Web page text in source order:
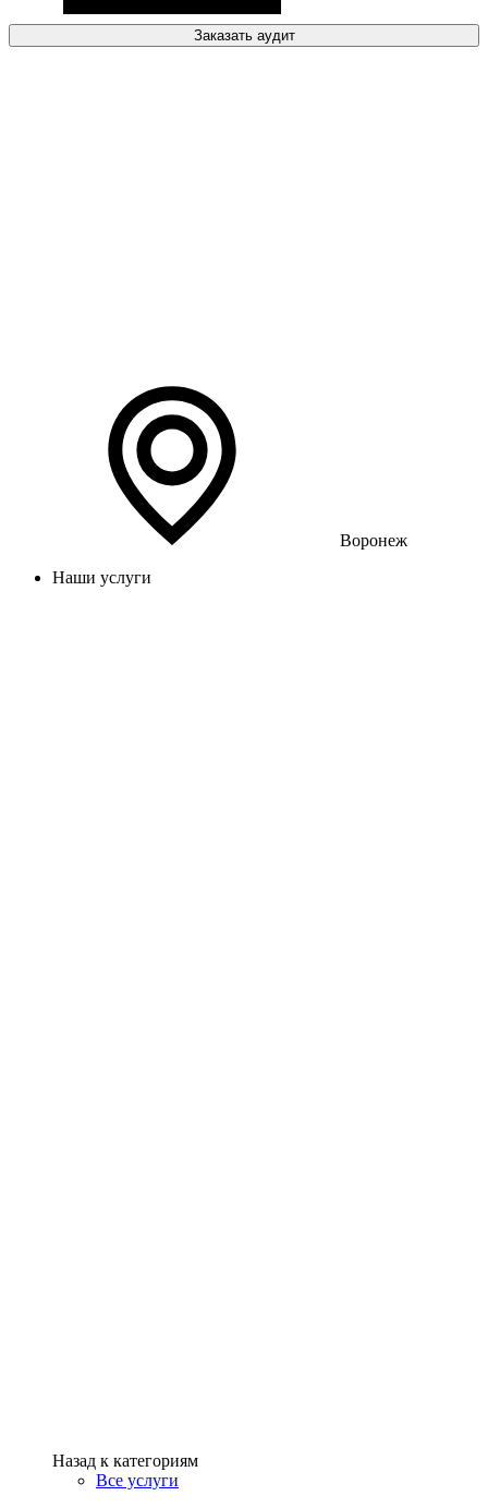
Заказать аудит
Воронеж
Наши услуги
Назад к категориям
Все услуги